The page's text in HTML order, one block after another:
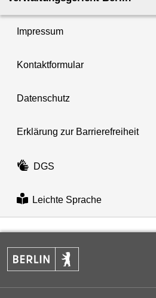
Impressum
Kontaktformular
Datenschutz
Erklärung zur Barrierefreiheit
DGS
Leichte Sprache